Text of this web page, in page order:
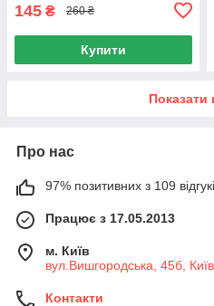
145 ₴ 260 ₴
Купити
Показати
Про нас
97% позитивних з 109
Працює з 17.05.2013
м. Київ
вул.Вишгородська, 45б,
Контакти